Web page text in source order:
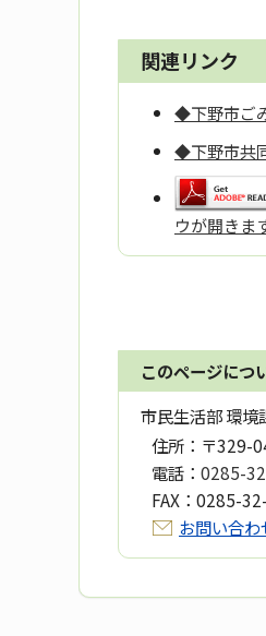
関連リンク
◆下野市ご
◆下野市共
ウが開きま
このページにつ
市民生活部 環境
住所： 〒329-
電話： 0285-
FAX： 0285-
お問い合わ